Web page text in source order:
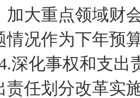
加大重点领域财
情况作为下年预
化事权和支出责
责任划分改革实